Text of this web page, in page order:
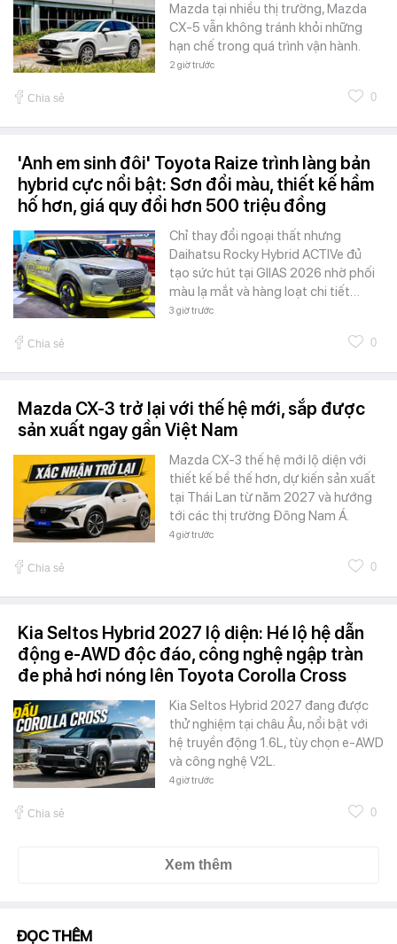
Mazda tại nhiều thị trường, Mazda
CX-5 vẫn không tránh khỏi những
hạn chế trong quá trình vận hành.
2 giờ trước
Chia sẻ 0
'Anh em sinh đôi' Toyota Raize trình làng bản
hybrid cực nổi bật: Sơn đổi màu, thiết kế hầm
hố hơn, giá quy đổi hơn 500 triệu đồng
Chỉ thay đổi ngoại thất nhưng
Daihatsu Rocky Hybrid ACTIVe đủ
tạo sức hút tại GIIAS 2026 nhờ phối
màu lạ mắt và hàng loạt chi tiết…
3 giờ trước
Chia sẻ 0
Mazda CX-3 trở lại với thế hệ mới, sắp được
sản xuất ngay gần Việt Nam
Mazda CX-3 thế hệ mới lộ diện với
thiết kế bề thế hơn, dự kiến sản xuất
tại Thái Lan từ năm 2027 và hướng
tới các thị trường Đông Nam Á.
4 giờ trước
Chia sẻ 0
Kia Seltos Hybrid 2027 lộ diện: Hé lộ hệ dẫn
động e-AWD độc đáo, công nghệ ngập tràn
đe phả hơi nóng lên Toyota Corolla Cross
Kia Seltos Hybrid 2027 đang được
thử nghiệm tại châu Âu, nổi bật với
hệ truyền động 1.6L, tùy chọn e-AWD
và công nghệ V2L.
4 giờ trước
Chia sẻ 0
Xem thêm
ĐỌC THÊM